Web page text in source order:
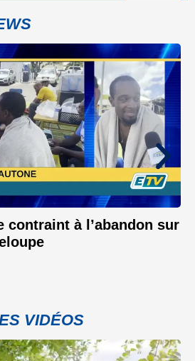
contraint à l’abandon sur
VIDÉOS